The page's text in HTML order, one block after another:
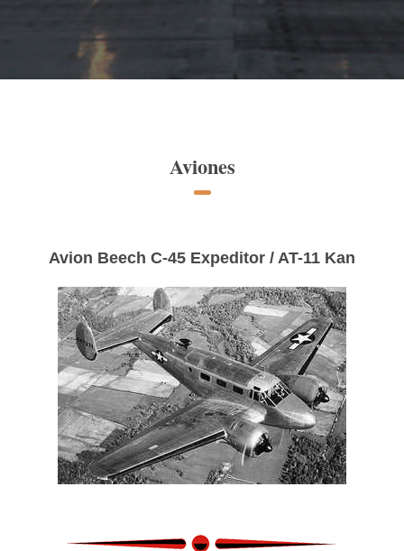
Aviones
Avion Beech C-45 Expeditor / AT-11 Kan